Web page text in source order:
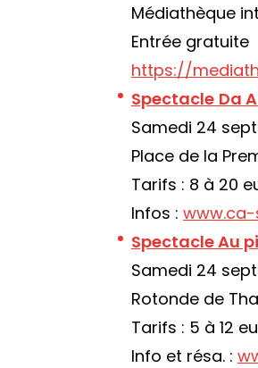
Médiathèque
Entrée gratuite
https://
Spectacle Da
Samedi 24
Place de la
Tarifs : 8 à 20
Infos :
Spectacle Au
Samedi 24
Rotonde de
Tarifs : 5 à 12
Info et résa. :